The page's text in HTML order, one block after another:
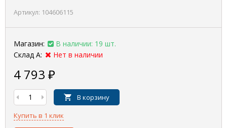
Артикул: 104606115
Магазин:
В наличии: 19 шт.
Склад А:
Нет в наличии
4 793 ₽
В корзину
Купить в 1 клик